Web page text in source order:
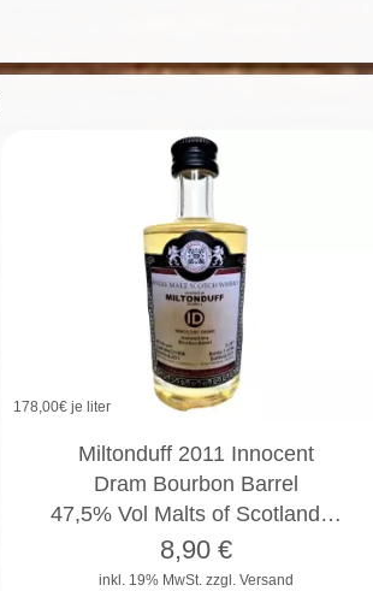
178,00€ je liter
Miltonduff 2011 Innocent
Dram Bourbon Barrel
47,5% Vol Malts of Scotland…
inkl. 19% MwSt. zzgl. Versand
8,90€